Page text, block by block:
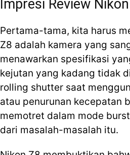
Impresi Review
Pertama-tama, kita harus
Z8 adalah kamera yang
menawarkan spesifikasi
kejutan yang kadang tidak
rolling shutter saat
atau penurunan kecepatan
memotret dalam mode
dari masalah-masalah itu.